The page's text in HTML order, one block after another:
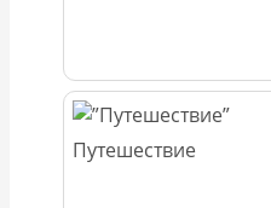
Путешествие